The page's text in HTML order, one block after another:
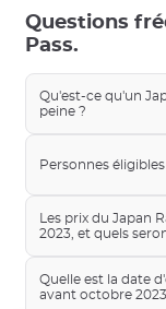
Questions
Pass.
Qu'est-ce qu'un
peine ?
Personnes
Les prix du Japan
2023, et quels
Quelle est la date
avant octobre